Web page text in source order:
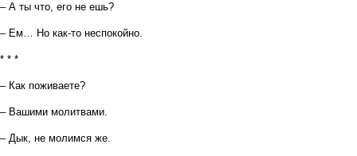
– А ты что, его не ешь?
– Ем… Но как-то неспокойно.
* * *
– Как поживаете?
– Вашими молитвами.
– Дык, не молимся же.